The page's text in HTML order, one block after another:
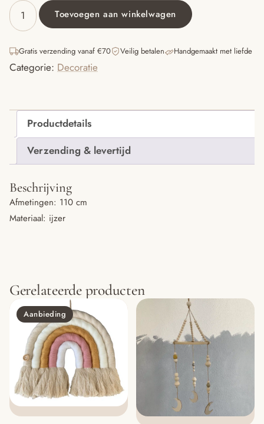
Garland
rainbows
Toevoegen aan winkelwagen
Gratis verzending vanaf €70 Veilig betalen Handgemaakt met liefde
Categorie: Decoratie
Productdetails
Verzending & levertijd
Beschrijving
Afmetingen: 110 cm
Materiaal: ijzer
Gerelateerde producten
Aanbieding